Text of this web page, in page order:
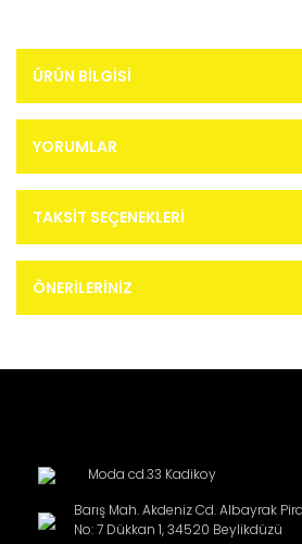
ÜRÜN BILGISI
YORUMLAR
TAKSIT SEÇENEKLERI
ÖNERILERINIZ
Moda cd.33 Kadikoy
Barış Mah. Akdeniz Cd. Albayrak
No: 7 Dükkan 1, 34520 Beylikdüzü